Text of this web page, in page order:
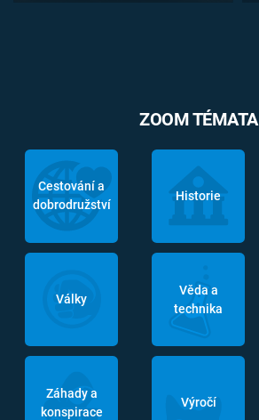
ZOOM TÉMATA
Cestování a
dobrodružství
Historie
Války
Věda a
technika
Záhady a
konspirace
Výročí